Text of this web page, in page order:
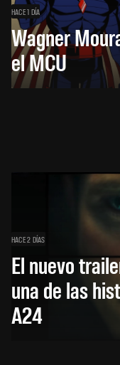
HACE 1 DÍA
Wagner
el MCU
HACE 2 DÍAS
El nuevo
una de las
A24